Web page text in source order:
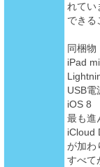
れてい
できる
同梱物
iPad
USB電
iOS 8
最も進
iCloud
が加わ
すべて